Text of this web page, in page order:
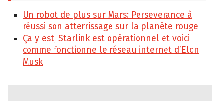
Un robot de plus sur Mars: Perseverance à
réussi son atterrissage sur la planète rouge
Ça y est, Starlink est opérationnel et voici
comme fonctionne le réseau internet d’Elon
Musk